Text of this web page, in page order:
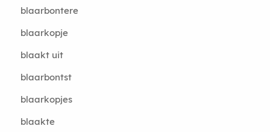
blaarbontere
blaarkopje
blaakt uit
blaarbontst
blaarkopjes
blaakte